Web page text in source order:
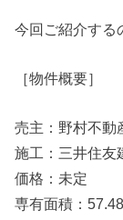
今回ご紹介する
［物件概要］
売主：野村不動
施工：三井住友
価格：未定
専有面積：